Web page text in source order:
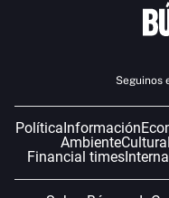
Seguinos
PolíticaInformación
AmbienteCultura
Financial times